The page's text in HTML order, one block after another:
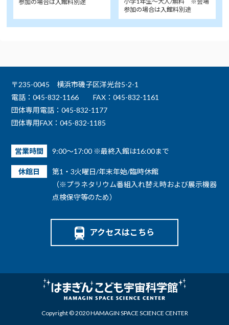
参加の場合は入館料別途
参加の場合は入館料別途
〒235-0045 横浜市磯子区洋光台5-2-1
電話：045-832-1166
FAX：045-832-1161
団体専用電話：045-832-1177
団体専用FAX：045-832-1185
営業時間 9:00～17:00 ※最終入館は16:00まで
休館日
第1・3火曜日/年末年始/臨時休館
（※プラネタリウム番組入れ替え時および展示機器
点検保守等のため）
アクセスはこちら
Copyright © 2020 HAMAGIN SPACE SCIENCE CENTER